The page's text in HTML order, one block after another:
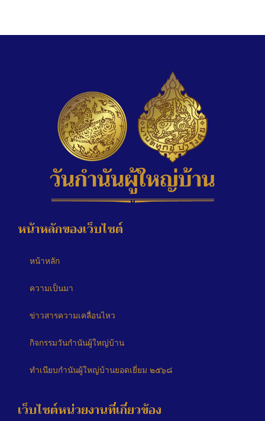
หน้าหลักของเว็บไซต์
หน้าหลัก
ความเป็นมา
ข่าวสารความเคลื่อนไหว
กิจกรรมวันกำนันผู้ใหญ่บ้าน
ทำเนียบกำนันผู้ใหญ่บ้านยอดเยี่ยม ๒๕๖๘
เว็บไซต์หน่วยงานที่เกี่ยวข้อง